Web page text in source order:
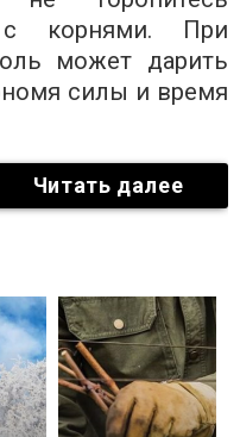
с корнями. При
может дарить
силы и время
Читать далее